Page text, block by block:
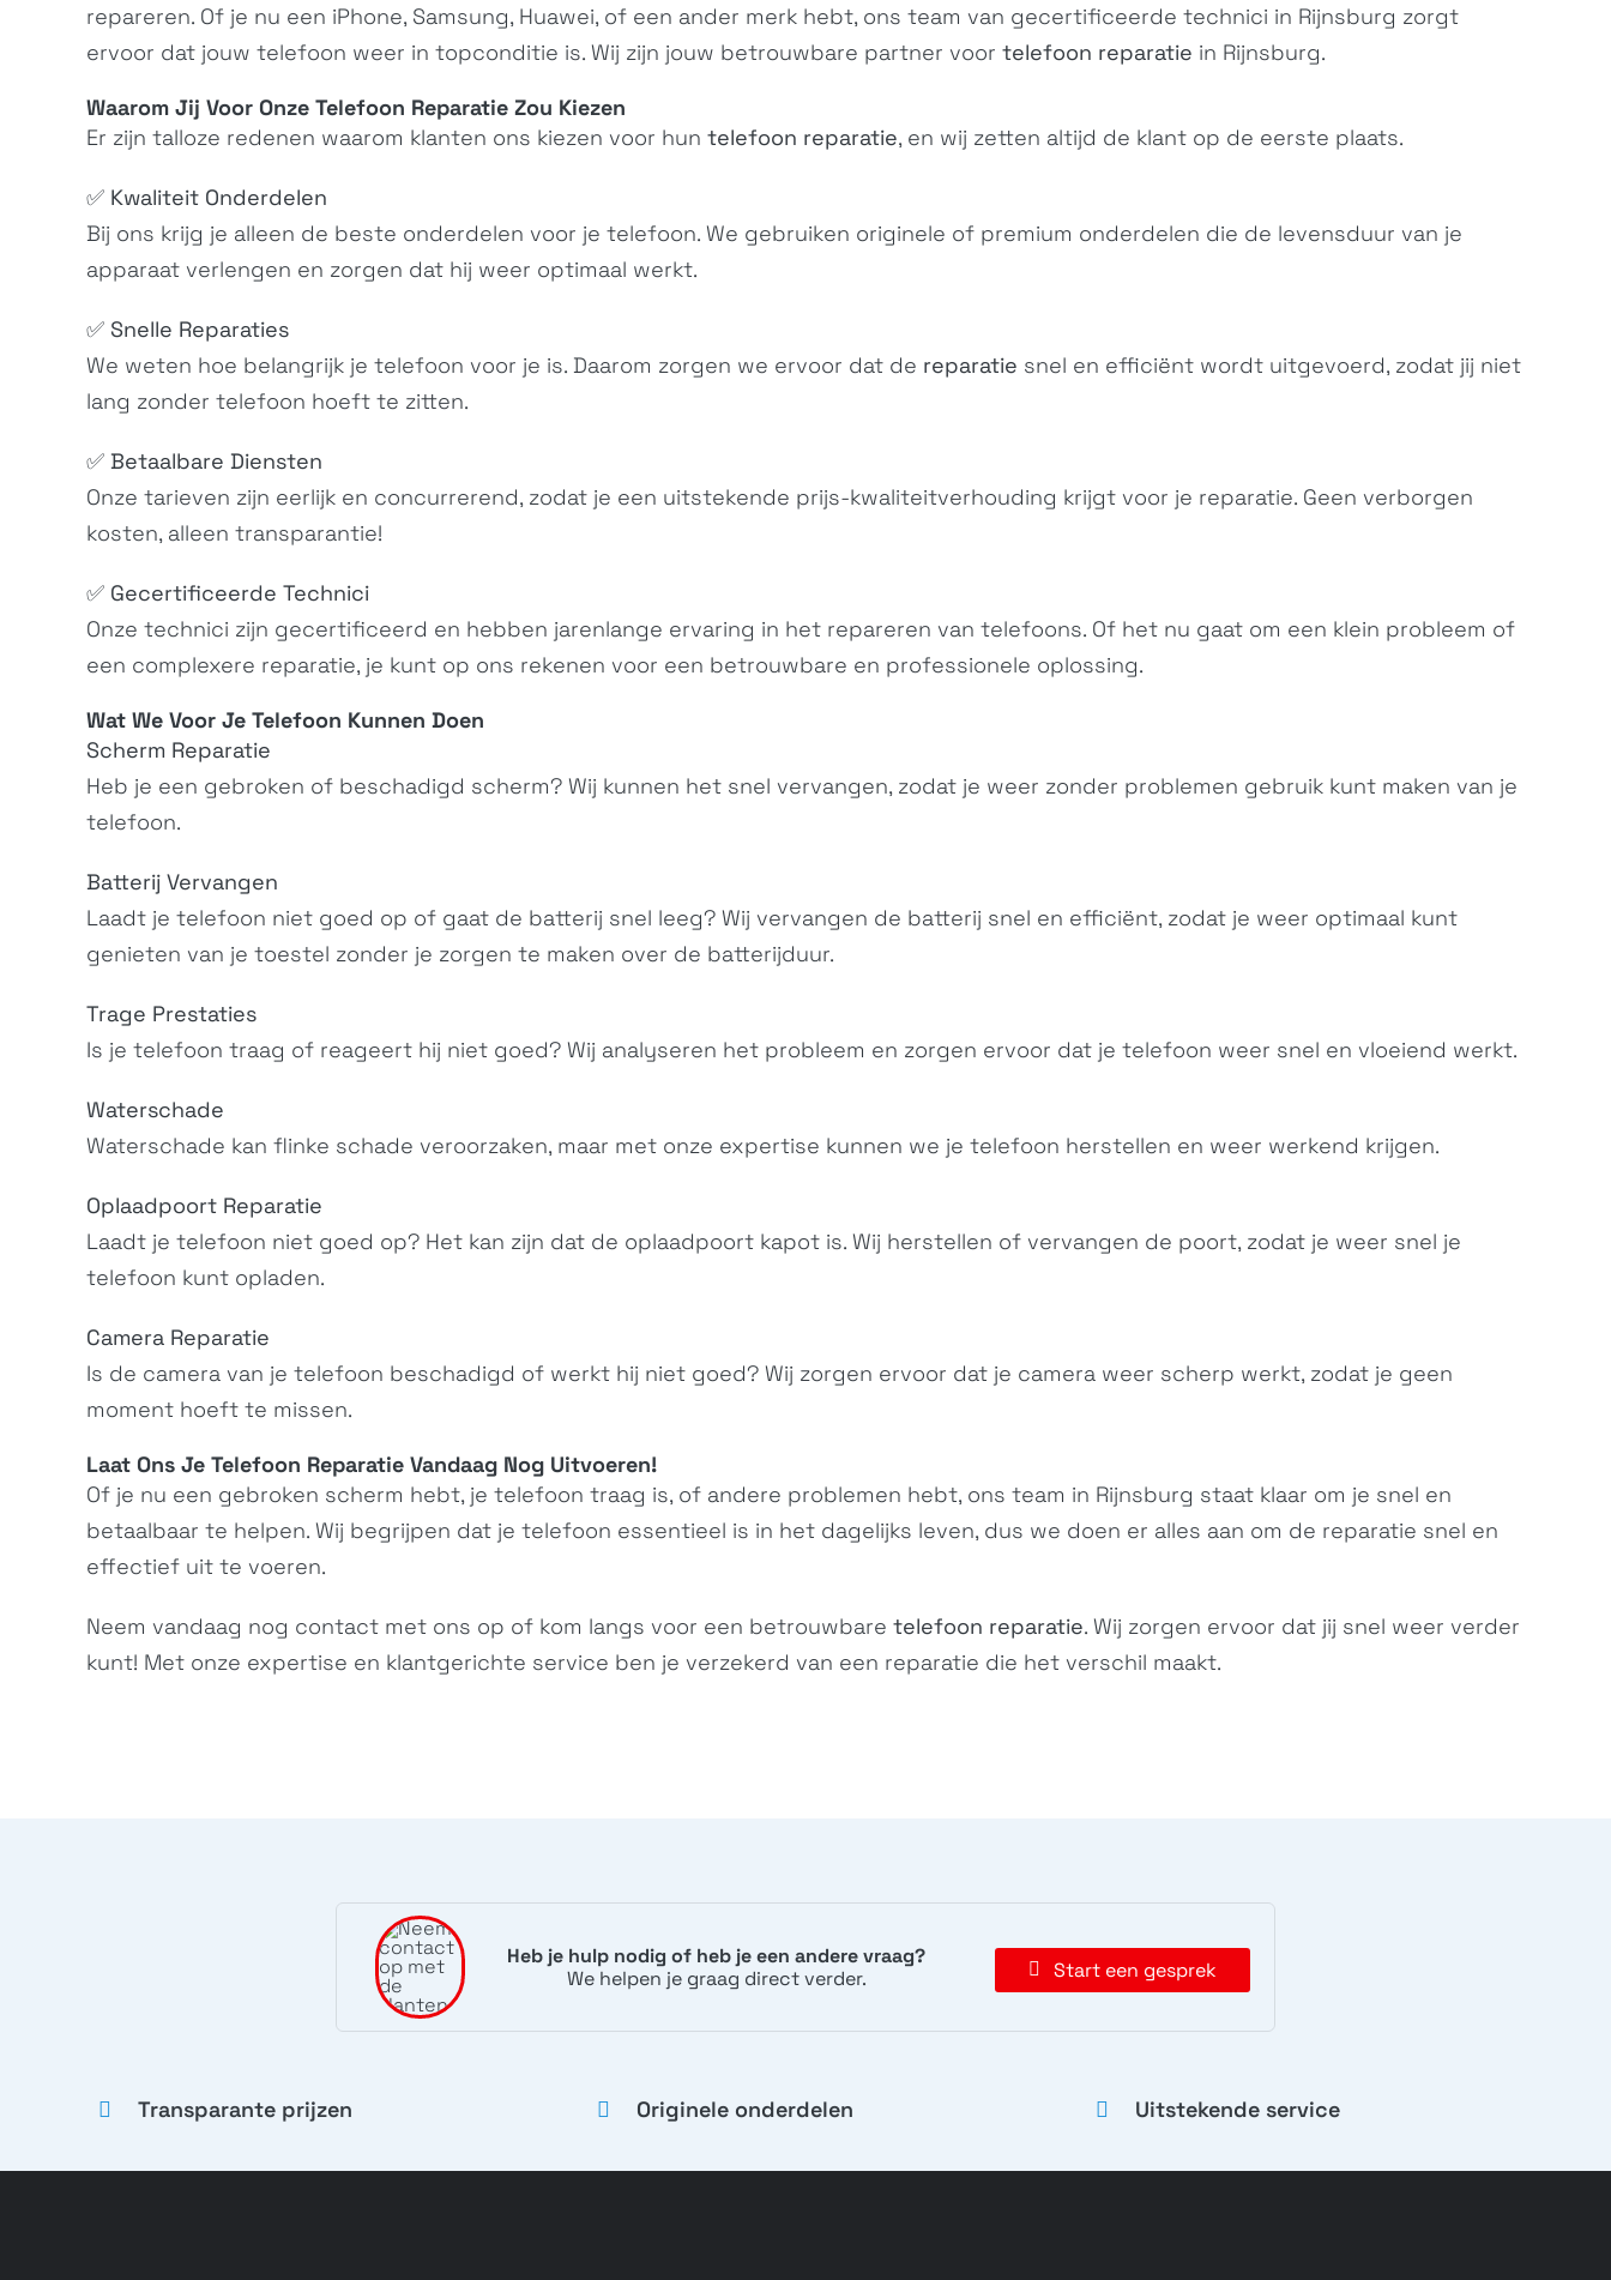
Xperia L4 Xperia 5 Xperia 10 Xperia 10 Plus
I3312, I4312,... H9436, H8416,... H4413, H4493,... H8166, H8116,... H8266, H8216,...
Xperia XZ2 Compact
H8324, H8314,...
Xperia L2
H4311, H3311,...
Xperia XA2
H4113, H3113,...
Xperia XA2 Ultra
H4213, H4233,...
Xperia R1 (Plus)
Xperia XZ1
G8341, G8342,...
Xperia XZ1 Compact
G8441, D5503,...
Xperia XA1 Plus Xperia L1 Xperia XZ Premium
G8232, G8231,... G3116, G3121,... G3226, G3221,... F8331, F8332,...
Xperia XA Ultra
F3212, F3216,...
Xperia E5
Xperia X
Performance
SO-04H, F8131,...
Xperia XA
F3111, F3113,...
Xperia XA Dual
F3111 F3113, F3115
E6833, E6883
repareren. Of je nu een iPhone, Samsung, Huawei, of een ander merk hebt, ons team van gecertificeerde technici in Rijnsburg zorgt
ervoor dat jouw telefoon weer in topconditie is. Wij zijn jouw betrouwbare partner voor telefoon reparatie in Rijnsburg.
Waarom Jij Voor Onze Telefoon ReparatieZou Kiezen
Er zijn talloze redenen waarom klanten ons kiezen voor hun telefoon reparatie, en wij zetten altijd de klant op de eerste plaats.
✅ Kwaliteit Onderdelen
Bij ons krijg je alleen de beste onderdelen voor je telefoon. We gebruiken originele of premium onderdelen die de levensduur van je
apparaat verlengen en zorgen dat hij weer optimaal werkt.
✅ Snelle Reparaties
We weten hoe belangrijk je telefoon voor je is. Daarom zorgen we ervoor dat de reparatie snel en efficiënt wordt uitgevoerd, zodat jij niet
lang zonder telefoon hoeft te zitten.
✅ Betaalbare Diensten
Onze tarieven zijn eerlijk en concurrerend, zodat je een uitstekende prijs-kwaliteitverhouding krijgt voor je reparatie. Geen verborgen
kosten, alleen transparantie!
✅ Gecertificeerde Technici
Onze technici zijn gecertificeerd en hebben jarenlange ervaring in het repareren van telefoons. Of het nu gaat om een klein probleem of
een complexere reparatie, je kunt op ons rekenen voor een betrouwbare en professionele oplossing.
Wat We Voor Je Telefoon Kunnen Doen
Scherm Reparatie
Heb je een gebroken of beschadigd scherm? Wij kunnen het snel vervangen, zodat je weer zonder problemen gebruik kunt maken van je
telefoon.
Batterij Vervangen
Laadt je telefoon niet goed op of gaat de batterij snel leeg? Wij vervangen de batterij snel en efficiënt, zodat je weer optimaal kunt
genieten van je toestel zonder je zorgen te maken over de batterijduur.
Trage Prestaties
Is je telefoon traag of reageert hij niet goed? Wij analyseren het probleem en zorgen ervoor dat je telefoon weer snel en vloeiend werkt.
Waterschade
Waterschade kan flinke schade veroorzaken, maar met onze expertise kunnen we je telefoon herstellen en weer werkend krijgen.
Oplaadpoort Reparatie
Laadt je telefoon niet goed op? Het kan zijn dat de oplaadpoort kapot is. Wij herstellen of vervangen de poort, zodat je weer snel je
telefoon kunt opladen.
Camera Reparatie
Is de camera van je telefoon beschadigd of werkt hij niet goed? Wij zorgen ervoor dat je camera weer scherp werkt, zodat je geen
moment hoeft te missen.
Laat Ons Je Telefoon ReparatieVandaag Nog Uitvoeren!
Of je nu een gebroken scherm hebt, je telefoon traag is, of andere problemen hebt, ons team in Rijnsburg staat klaar om je snel en
betaalbaar te helpen. Wij begrijpen dat je telefoon essentieel is in het dagelijks leven, dus we doen er alles aan om de reparatie snel en
effectief uit te voeren.
Neem vandaag nog contactmet ons op of kom langs voor een betrouwbare telefoon reparatie. Wij zorgen ervoor dat jij snel weer verder
kunt! Met onze expertise en klantgerichte service ben je verzekerd van een reparatie die het verschil maakt.
Heb je hulp nodig of heb je een andere vraag?
We helpen je graag direct verder.
Start een gesprek
Transparante prijzen Originele onderdelen Uitstekende service